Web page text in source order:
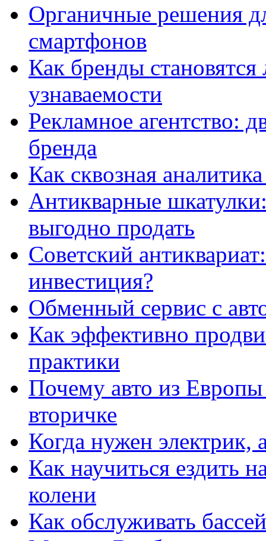
Органичные решения
смартфонов
Как бренды
узнаваемости
Рекламное агентство:
бренда
Как сквозная
Антикварные
выгодно продать
Советский
инвестиция?
Обменный сервис с
Как эффективно
практики
Почему авто из
вторичке
Когда нужен электрик,
Как научиться ездить
колени
Как обслуживать